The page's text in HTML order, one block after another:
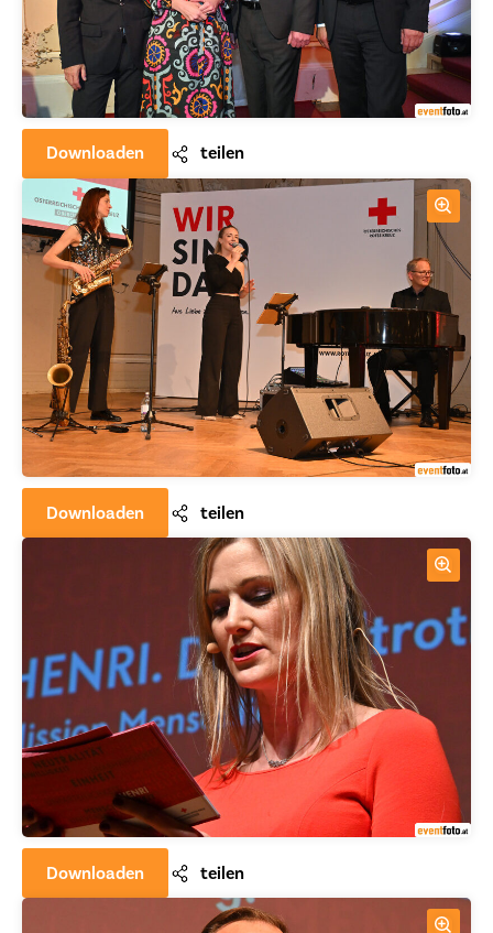
Downloaden teilen
Downloaden teilen
Downloaden teilen